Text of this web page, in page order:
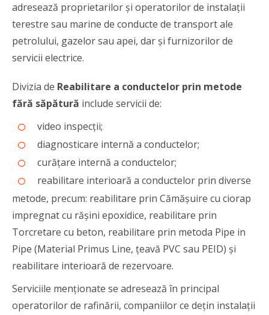
adresează proprietarilor și operatorilor de instalații
terestre sau marine de conducte de transport ale
petrolului, gazelor sau apei, dar și furnizorilor de
servicii electrice.
Divizia de Reabilitare a conductelor prin metode
fără săpătură include servicii de:
video inspecții;
diagnosticare internă a conductelor;
curățare internă a conductelor;
reabilitare interioară a conductelor prin diverse
metode, precum: reabilitare prin Cămășuire cu ciorap
impregnat cu rășini epoxidice, reabilitare prin
Torcretare cu beton, reabilitare prin metoda Pipe in
Pipe (Material Primus Line, țeavă PVC sau PEID) și
reabilitare interioară de rezervoare.
Serviciile menționate se adresează în principal
operatorilor de rafinării, companiilor ce dețin instalații